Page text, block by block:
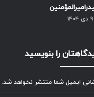
۹ دی ۱۴۰۴
را بنویسید
ایمیل شما منتشر نخواهد شد.